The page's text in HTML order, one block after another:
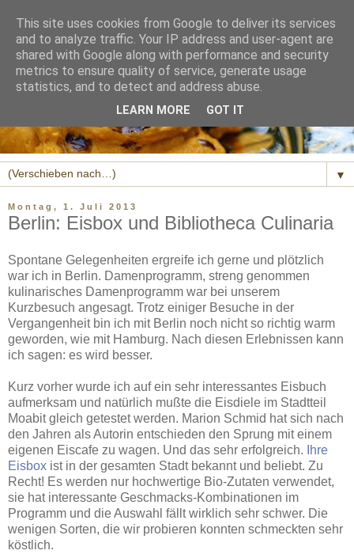
▼
Montag, 1. Juli 2013
Berlin: Eisbox und Bibliotheca Culinaria
Spontane Gelegenheiten ergreife ich gerne und plötzlich
war ich in Berlin. Damenprogramm, streng genommen
kulinarisches Damenprogramm war bei unserem
Kurzbesuch angesagt. Trotz einiger Besuche in der
Vergangenheit bin ich mit Berlin noch nicht so richtig warm
geworden, wie mit Hamburg. Nach diesen Erlebnissen kann
ich sagen: es wird besser.
Kurz vorher wurde ich auf ein sehr interessantes Eisbuch
aufmerksam und natürlich mußte die Eisdiele im Stadtteil
Moabit gleich getestet werden. Marion Schmid hat sich nach
den Jahren als Autorin entschieden den Sprung mit einem
eigenen Eiscafe zu wagen. Und das sehr erfolgreich. Ihre
Eisbox ist in der gesamten Stadt bekannt und beliebt. Zu
Recht! Es werden nur hochwertige Bio-Zutaten verwendet,
sie hat interessante Geschmacks-Kombinationen im
Programm und die Auswahl fällt wirklich sehr schwer. Die
wenigen Sorten, die wir probieren konnten schmeckten sehr
köstlich.
This site uses cookies from Google to deliver its services
and to analyze traffic. Your IP address and user-agent are
shared with Google along with performance and security
metrics to ensure quality of service, generate usage
statistics, and to detect and address abuse.
LEARN MORE GOT IT